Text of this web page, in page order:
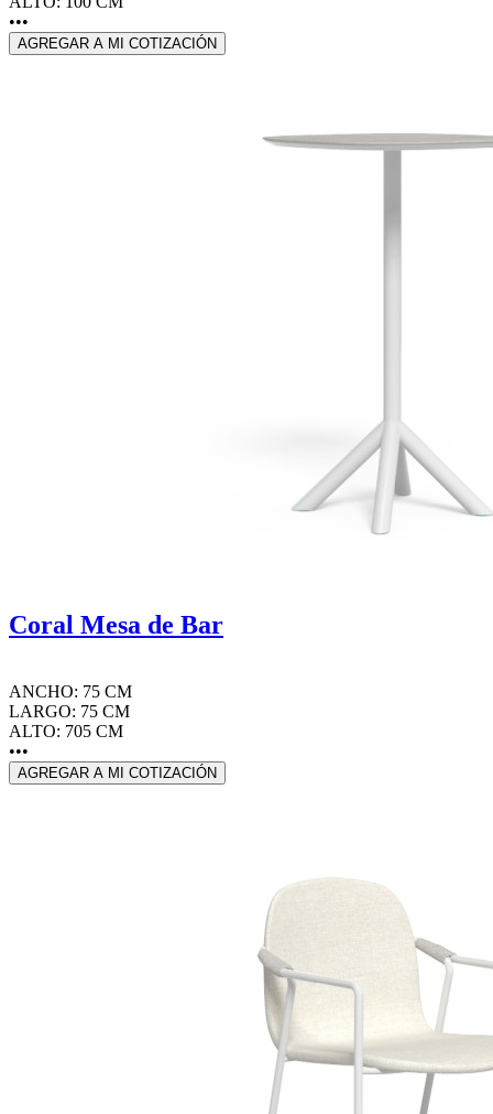
•••
AGREGAR A MI COTIZACIÓN
Coral Mesa de Bar
ANCHO: 75 CM
LARGO: 75 CM
ALTO: 705 CM
•••
AGREGAR A MI COTIZACIÓN